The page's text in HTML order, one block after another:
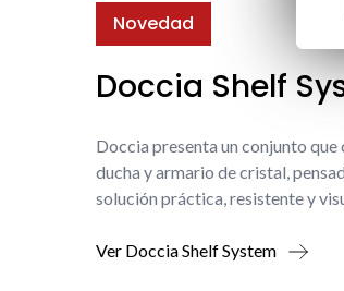
Novedad
Doccia Shelf
Doccia presenta un conjunto
ducha y armario de cristal,
solución práctica, resistente y
Ver Doccia Shelf System